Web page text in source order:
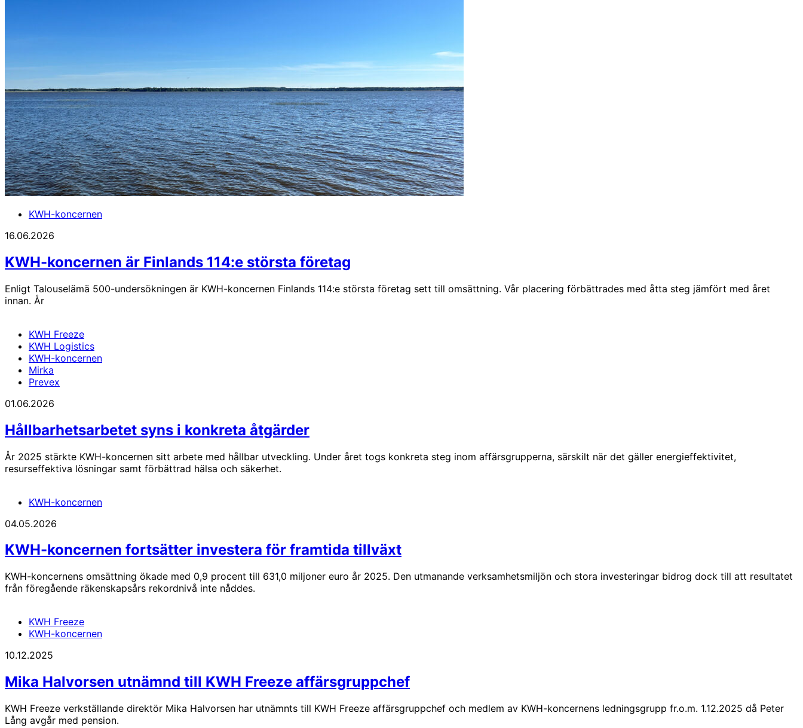
KWH-koncernen
16.06.2026
KWH-koncernen är Finlands 114:e största företag
Enligt Talouselämä 500-undersökningen är KWH-koncernen Finlands 114:e största företag sett till omsättning. Vår placering förbättrades med åtta steg jämfört med året
innan. År
KWH Freeze
KWH Logistics
KWH-koncernen
Mirka
Prevex
01.06.2026
Hållbarhetsarbetet syns i konkreta åtgärder
År 2025 stärkte KWH-koncernen sitt arbete med hållbar utveckling. Under året togs konkreta steg inom affärsgrupperna, särskilt när det gäller energieffektivitet,
resurseffektiva lösningar samt förbättrad hälsa och säkerhet.
KWH-koncernen
04.05.2026
KWH-koncernen fortsätter investera för framtida tillväxt
KWH-koncernens omsättning ökade med 0,9 procent till 631,0 miljoner euro år 2025. Den utmanande verksamhetsmiljön och stora investeringar bidrog dock till att resultatet
från föregående räkenskapsårs rekordnivå inte nåddes.
KWH Freeze
KWH-koncernen
10.12.2025
Mika Halvorsen utnämnd till KWH Freeze affärsgruppchef
KWH Freeze verkställande direktör Mika Halvorsen har utnämnts till KWH Freeze affärsgruppchef och medlem av KWH-koncernens ledningsgrupp fr.o.m. 1.12.2025 då Peter
Lång avgår med pension.